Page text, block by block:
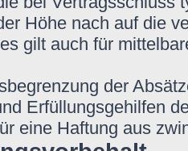
Höhe nach auf die
gilt auch für
der
Erfüllungsgehilfen
eine Haftung aus